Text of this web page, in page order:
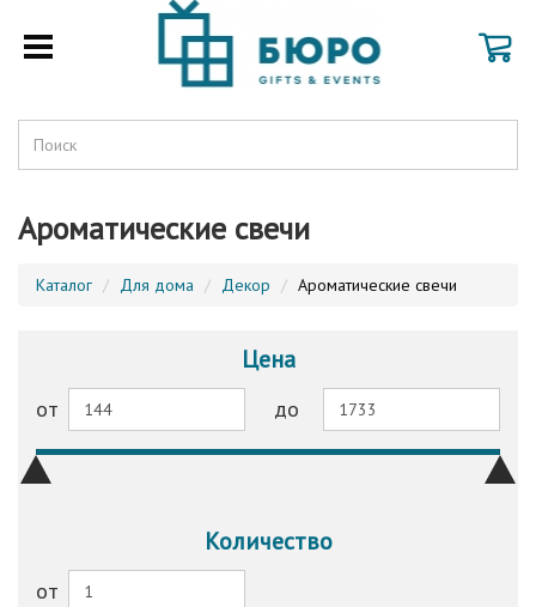
Ароматические свечи
Каталог Для дома Декор Ароматические свечи
Цена
от до
Количество
от